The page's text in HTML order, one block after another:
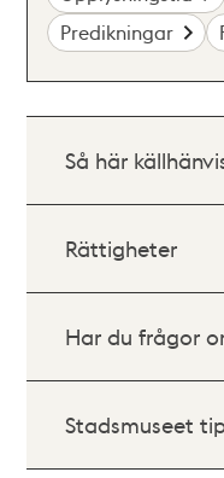
Predikningar
Så här
Rättigheter
Har du frågor
Stadsmuseet